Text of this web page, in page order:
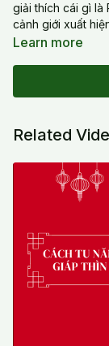
giải thích cái gì là
cảnh giới xuất
quan trọng hơn
Learn more
Related